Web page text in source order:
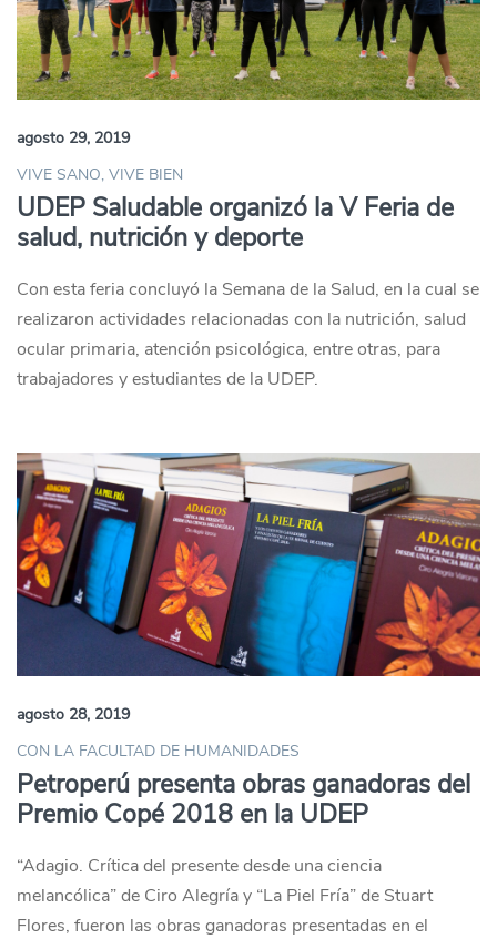
agosto 29, 2019
VIVE SANO, VIVE BIEN
UDEP Saludable organizó la V Feria de
salud, nutrición y deporte
Con esta feria concluyó la Semana de la Salud, en la cual se
realizaron actividades relacionadas con la nutrición, salud
ocular primaria, atención psicológica, entre otras, para
trabajadores y estudiantes de la UDEP.
agosto 28, 2019
CON LA FACULTAD DE HUMANIDADES
Petroperú presenta obras ganadoras del
Premio Copé 2018 en la UDEP
“Adagio. Crítica del presente desde una ciencia
melancólica” de Ciro Alegría y “La Piel Fría” de Stuart
Flores, fueron las obras ganadoras presentadas en el